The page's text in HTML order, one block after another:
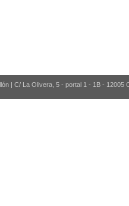
| C/ La Olivera, 5 - portal 1 - 1B - 12005